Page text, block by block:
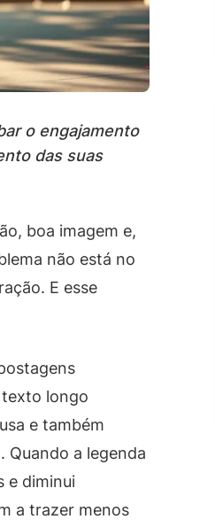
o engajamento
das suas
boa imagem e,
não está no
E esse
texto longo
e também
Quando a legenda
e diminui
a trazer menos